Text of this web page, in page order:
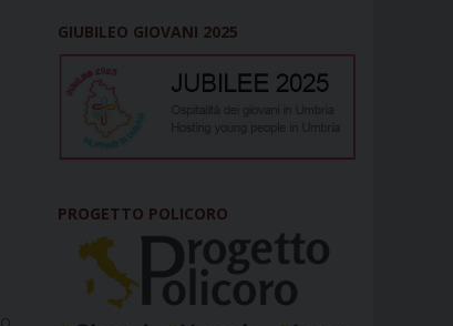
GIUBILEO GIOVANI 2025
PROGETTO POLICORO